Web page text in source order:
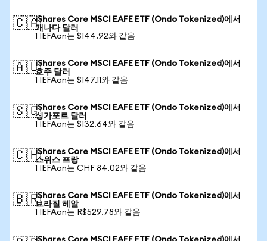
🇨🇦iShares Core MSCI EAFE ETF (Ondo Tokenized)에서
캐나다 달러
1 IEFAon는 $144.92와 같음
🇦🇺iShares Core MSCI EAFE ETF (Ondo Tokenized)에서
호주 달러
1 IEFAon는 $147.11와 같음
🇸🇬iShares Core MSCI EAFE ETF (Ondo Tokenized)에서
싱가포르 달러
1 IEFAon는 $132.64와 같음
🇨🇭iShares Core MSCI EAFE ETF (Ondo Tokenized)에서
스위스 프랑
1 IEFAon는 CHF 84.02와 같음
🇧🇷iShares Core MSCI EAFE ETF (Ondo Tokenized)에서
브라질 헤알
1 IEFAon는 R$529.78와 같음